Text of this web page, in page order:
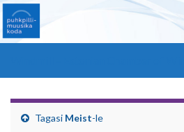
Tagasi Meist-le